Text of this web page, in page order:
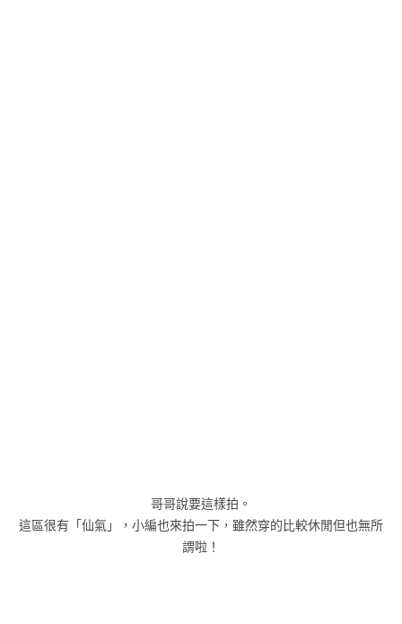
哥哥說要這樣拍。
這區很有「仙氣」，小編也來拍一下，雖然穿的比較休閒但也無所
謂啦！